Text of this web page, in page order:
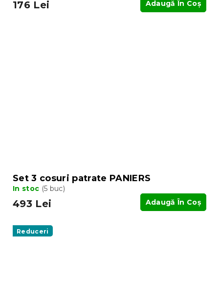
176 Lei Adaugă În Coş
Set 3 cosuri patrate PANIERS
In stoc (5 buc)
493 Lei Adaugă În Coş
Reduceri